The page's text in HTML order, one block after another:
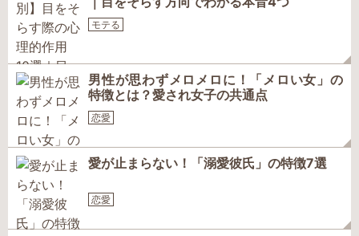
モテる
男性が思わずメロメロに！「メロい女」の
特徴とは？愛され女子の共通点
恋愛
愛が止まらない！「溺愛彼氏」の特徴7選
恋愛